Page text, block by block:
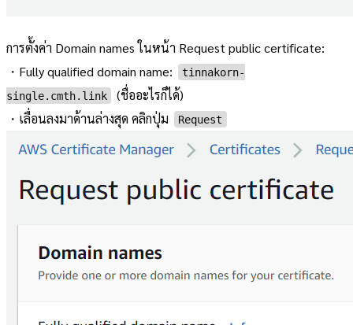
การตั้งค่า Domain names ในหน้า Request public certificate:
・Fully qualified domain name:
tinnakorn-
single.cmth.link
(ชื่ออะไรก็ได้)
・เลื่อนลงมาด้านล่างสุด คลิกปุ่ม
Request